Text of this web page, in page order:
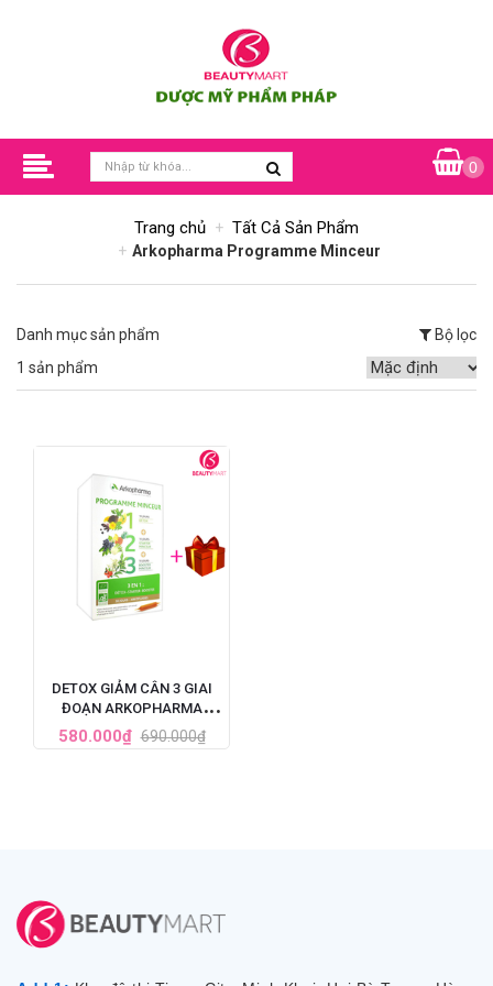
0
Trang chủ Tất Cả Sản Phẩm
Arkopharma Programme Minceur
Danh mục sản phẩm
Bộ lọc
1 sản phẩm
DETOX GIẢM CÂN 3 GIAI
ĐOẠN ARKOPHARMA
PROGRAMME MINCEUR
580.000₫ 690.000₫